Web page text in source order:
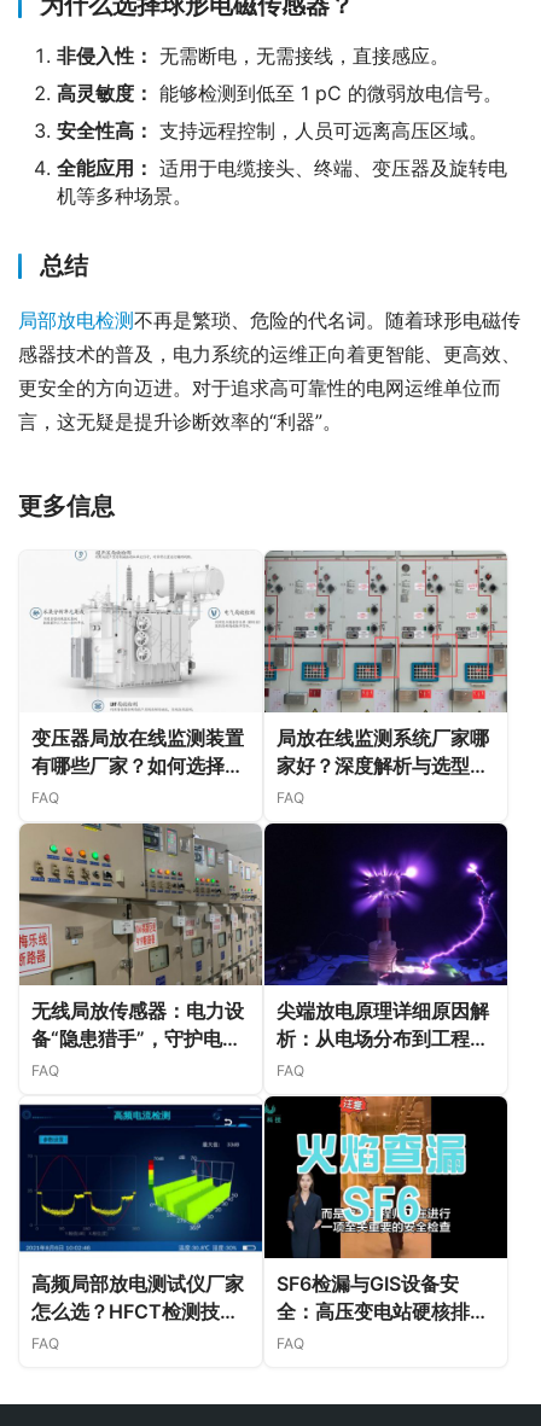
非侵入性： 无需断电，无需接线，直接感应。
高灵敏度： 能够检测到低至 1 pC 的微弱放电信号。
安全性高： 支持远程控制，人员可远离高压区域。
全能应用： 适用于电缆接头、终端、变压器及旋转电
机等多种场景。
总结
局部放电检测不再是繁琐、危险的代名词。随着球形电磁传
感器技术的普及，电力系统的运维正向着更智能、更高效、
更安全的方向迈进。对于追求高可靠性的电网运维单位而
言，这无疑是提升诊断效率的“利器”。
更多信息
变压器局放在线监测装置
有哪些厂家？如何选择合
适的局放监测系统
FAQ
局放在线监测系统厂家哪
家好？深度解析与选型指
南
FAQ
无线局放传感器：电力设
备“隐患猎手”，守护电网
安全
FAQ
尖端放电原理详细原因解
析：从电场分布到工程应
用的深度理解
FAQ
高频局部放电测试仪厂家
怎么选？HFCT检测技术
正在成为电力巡检主流
FAQ
SF6检漏与GIS设备安
全：高压变电站硬核排查
技术
FAQ